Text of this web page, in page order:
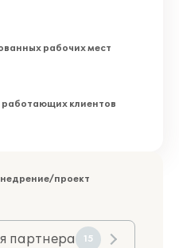
рабочих мест
клиентов
проект
партнера 15